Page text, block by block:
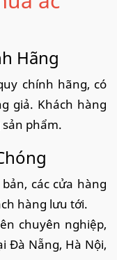
Hãng
chính hãng, có
giả. Khách hàng
phẩm.
các cửa hàng
hàng lưu tới.
chuyên nghiệp,
Đà Nẵng, Hà Nội,